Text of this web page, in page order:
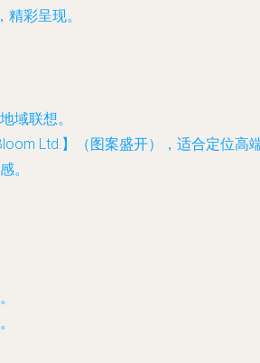
彩呈现。
域联想。
Ltd.】（图案盛开），适合定位高
。